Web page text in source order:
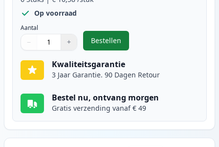
Op voorraad
Aantal
Gebruik de knoppen om aan te passen
− +
1
Bestellen
,6 stuks Canon PGI-580XXL &
Kwaliteitsgarantie
3 Jaar Garantie. 90 Dagen Retour
Bestel nu, ontvang morgen
Gratis verzending vanaf € 49